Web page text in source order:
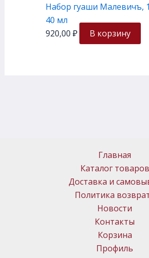
Набор гуаши Малевичъ,
40 мл
920,00 ₽ В корзину
Главная
Каталог товаров
Доставка и
Политика
Новости
Контакты
Корзина
Профиль